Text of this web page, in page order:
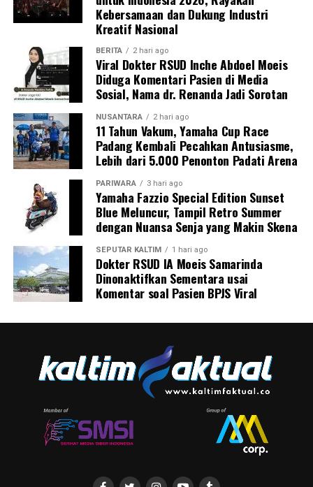
Kebersamaan dan Dukung Industri
Kreatif Nasional
BERITA 2 hari ago
Viral Dokter RSUD Inche Abdoel Moeis
Diduga Komentari Pasien di Media
Sosial, Nama dr. Renanda Jadi Sorotan
NUSANTARA 2 hari ago
11 Tahun Vakum, Yamaha Cup Race
Padang Kembali Pecahkan Antusiasme,
Lebih dari 5.000 Penonton Padati Arena
PARIWARA 3 hari ago
Yamaha Fazzio Special Edition Sunset
Blue Meluncur, Tampil Retro Summer
dengan Nuansa Senja yang Makin Skena
SEPUTAR KALTIM 1 hari ago
Dokter RSUD IA Moeis Samarinda
Dinonaktifkan Sementara usai
Komentar soal Pasien BPJS Viral